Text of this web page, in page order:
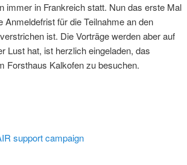
immer in Frankreich statt. Nun das erste Mal
für die Teilnahme an den
ist. Die Vorträge werden aber auf
Lust hat, ist herzlich eingeladen, das
Forsthaus Kalkofen zu besuchen.
support campaign